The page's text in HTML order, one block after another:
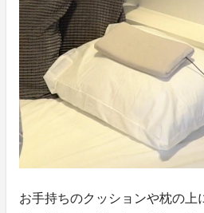
お手持ちのクッションや枕の上